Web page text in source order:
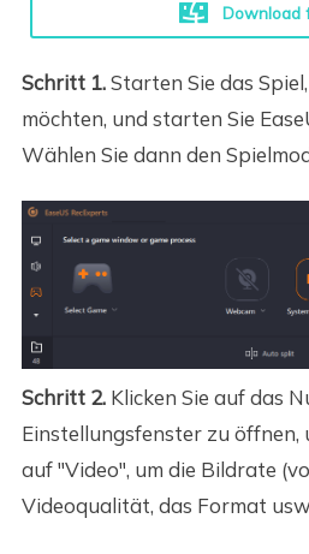
Download
Schritt 1.Starten Sie das
möchten, und starten Sie
Wählen Sie dann den
Schritt 2. Klicken Sie auf das
Einstellungsfenster zu öffnen,
auf "Video", um die Bildrate
Videoqualität, das Format